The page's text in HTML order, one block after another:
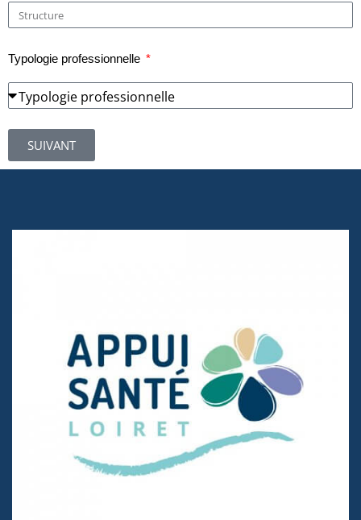
Typologie professionnelle
SUIVANT